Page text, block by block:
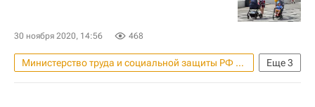
30 ноября 2020, 14:56 468
Еще3
Министерство труда и социальной защиты РФ (Минтруд России)
Жилье
Ипотека Антон Котяков